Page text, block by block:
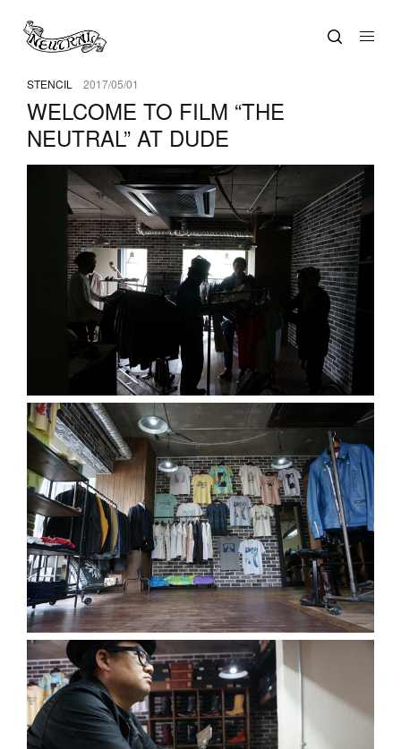
STENCIL 2017/05/01
WELCOME TO FILM “THE
NEUTRAL” AT DUDE